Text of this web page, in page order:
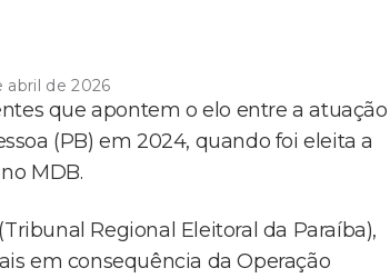
abril de 2026
que apontem o elo entre a atuação
(PB) em 2024, quando foi eleita a
MDB.
Regional Eleitoral da Paraíba),
em consequência da Operação